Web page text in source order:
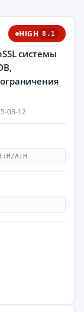
HIGH 8.1
системы
08-12
A:H